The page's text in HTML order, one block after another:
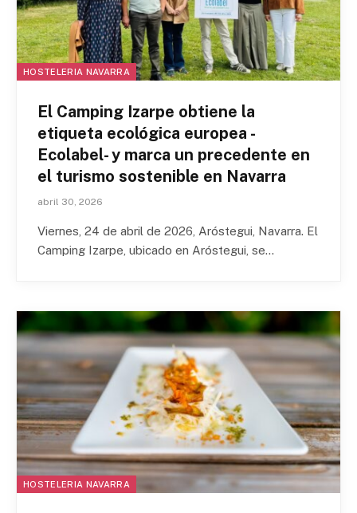
HOSTELERIA NAVARRA
El Camping Izarpe obtiene la
etiqueta ecológica europea -
Ecolabel- y marca un precedente en
el turismo sostenible en Navarra
abril 30, 2026
Viernes, 24 de abril de 2026, Aróstegui, Navarra. El
Camping Izarpe, ubicado en Aróstegui, se…
HOSTELERIA NAVARRA